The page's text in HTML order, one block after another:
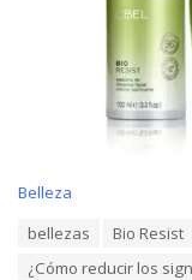
C
Belleza
bellezas Bio Resist
¿Cómo reducir los